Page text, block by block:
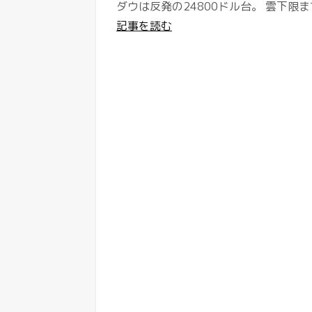
ダウは反発の24800ドル台。 雲下限
記事を読む